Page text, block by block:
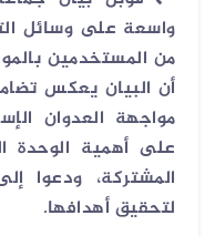
واسعة على وسائل
من المستخدمين
أن البيان يعكس
مواجهة العدوان
على أهمية الوحدة
المشتركة، ودعوا
لتحقيق أهدافها.